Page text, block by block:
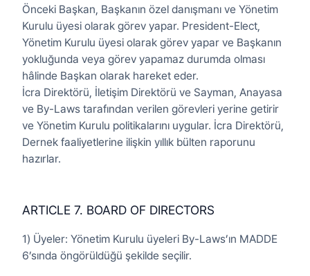
Önceki Başkan, Başkanın özel danışmanı ve Yönetim
Kurulu üyesi olarak görev yapar. President-Elect,
Yönetim Kurulu üyesi olarak görev yapar ve Başkanın
yokluğunda veya görev yapamaz durumda olması
hâlinde Başkan olarak hareket eder.
İcra Direktörü, İletişim Direktörü ve Sayman, Anayasa
ve By-Laws tarafından verilen görevleri yerine getirir
ve Yönetim Kurulu politikalarını uygular. İcra Direktörü,
Dernek faaliyetlerine ilişkin yıllık bülten raporunu
hazırlar.
ARTICLE 7. BOARD OF DIRECTORS
1) Üyeler: Yönetim Kurulu üyeleri By-Laws’ın MADDE
6’sında öngörüldüğü şekilde seçilir.